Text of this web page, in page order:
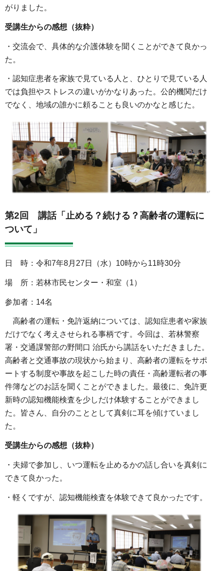
がりました。
受講生からの感想（抜粋）
・交流会で、具体的な介護体験を聞くことができて良かっ
た。
・認知症患者を家族で見ている人と、ひとりで見ている人
では負担やストレスの違いがかなりあった。公的機関だけ
でなく、地域の誰かに頼ることも良いのかなと感じた。
第2回 講話「止める？続ける？高齢者の運転に
ついて」
日 時：令和7年8月27日（水）10時から11時30分
場 所：若林市民センター・和室（1）
参加者：14名
高齢者の運転・免許返納については、認知症患者や家族
だけでなく考えさせられる事柄です。今回は、若林警察
署・交通課警部の野間口 治氏から講話をいただきました。
高齢者と交通事故の現状から始まり、高齢者の運転をサポ
ートする制度や事故を起こした時の責任・高齢運転者の事
件簿などのお話を聞くことができました。最後に、免許更
新時の認知機能検査を少しだけ体験することができまし
た。皆さん、自分のこととして真剣に耳を傾けていまし
た。
受講生からの感想（抜粋）
・夫婦で参加し、いつ運転を止めるかの話し合いを真剣に
できて良かった。
・軽くですが、認知機能検査を体験できて良かったです。